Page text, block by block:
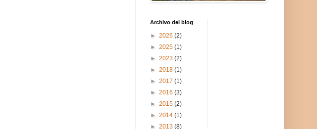
Archivo del blog
► 2026 (2)
► 2025 (1)
► 2023 (2)
► 2018 (1)
► 2017 (1)
► 2016 (3)
► 2015 (2)
► 2014 (1)
► 2013 (8)